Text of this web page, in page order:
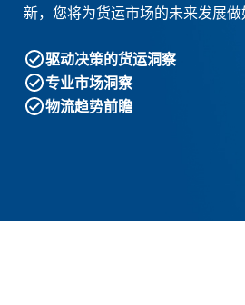
新，您将为货运市场的未来发展做
驱动决策的货运洞察
专业市场洞察
物流趋势前瞻